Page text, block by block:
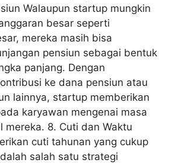
Walaupun startup mungkin
besar seperti
mereka masih bisa
pensiun sebagai bentuk
panjang. Dengan
ke dana pensiun atau
lainnya, startup memberikan
karyawan mengenai masa
mereka. 8. Cuti dan Waktu
cuti tahunan yang cukup
salah satu strategi